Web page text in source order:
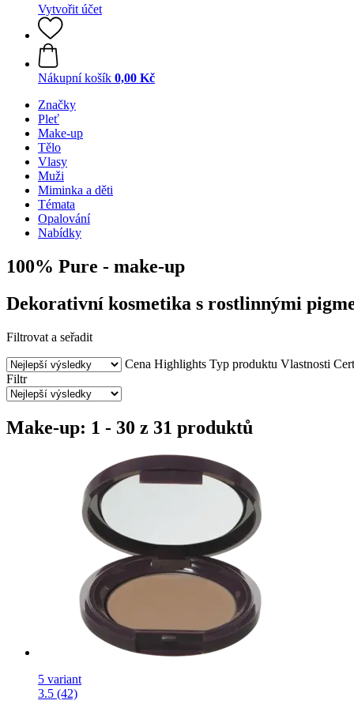
Vytvořit účet
Nákupní košík 0,00 Kč
Značky
Pleť
Make-up
Tělo
Vlasy
Muži
Miminka a děti
Témata
Opalování
Nabídky
100% Pure - make-up
Dekorativní kosmetika s rostlinnými
Filtrovat a seřadit
Cena Highlights Typ produktu Vlastnosti
Filtr
Make-up: 1 - 30 z 31 produktů
5 variant
3.5 (42)